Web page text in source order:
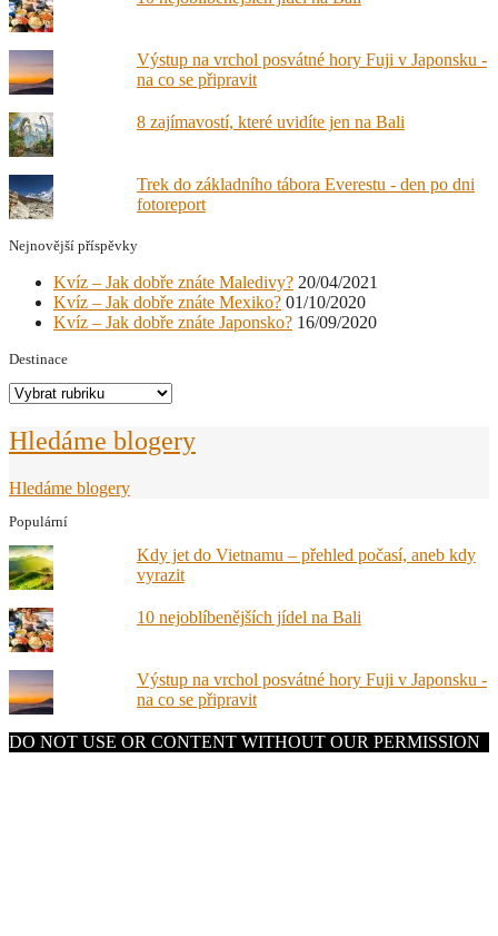
Výstup na vrchol posvátné hory Fuji v Japonsku -
na co se připravit
8 zajímavostí, které uvidíte jen na Bali
Trek do základního tábora Everestu - den po dni
fotoreport
Nejnovější příspěvky
Kvíz – Jak dobře znáte Maledivy? 20/04/2021
Kvíz – Jak dobře znáte Mexiko? 01/10/2020
Kvíz – Jak dobře znáte Japonsko? 16/09/2020
Destinace
Destinace
Hledáme blogery
Hledáme blogery
Populární
Kdy jet do Vietnamu – přehled počasí, aneb kdy
vyrazit
10 nejoblíbenějších jídel na Bali
Výstup na vrchol posvátné hory Fuji v Japonsku -
na co se připravit
DO NOT USE OR CONTENT WITHOUT OUR PERMISSION